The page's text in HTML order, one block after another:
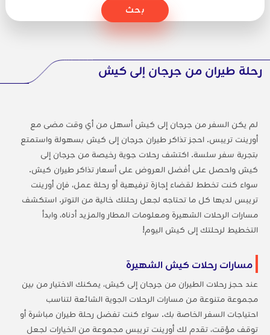
بحث
رحلة طيران من جرجان إلى كيش
لم يكن السفر من جرجان إلى كيش أسهل من أي وقت مضى مع
أورينت تريبس. احجز تذاكر طيران جرجان إلى كيش بسهولة واستمتع
بتجربة سفر سلسة. اكتشف رحلات جوية رخيصة من جرجان إلى
كيش واحصل على أفضل العروض على أسعار تذاكر طيران كيش.
سواء كنت تخطط لقضاء إجازة ترفيهية أو رحلة عمل، فإن أورينت
تريبس لديها كل ما تحتاجه لجعل رحلتك خالية من التوتر. استكشف
مسارات الرحلات الشهيرة ومعلومات المطار والمزيد أدناه، وابدأ
التخطيط لرحلتك إلى كيش اليوم!
مسارات رحلات كيش الشهيرة
عند حجز رحلات الطيران من جرجان إلى كيش، يمكنك الاختيار من بين
مجموعة متنوعة من مسارات الرحلات الجوية الشائعة لتناسب
احتياجات السفر الخاصة بك. سواء كنت تفضل رحلة طيران مباشرة أو
توقف مؤقت، تقدم لك أورينت تريبس مجموعة من الخيارات لجعل